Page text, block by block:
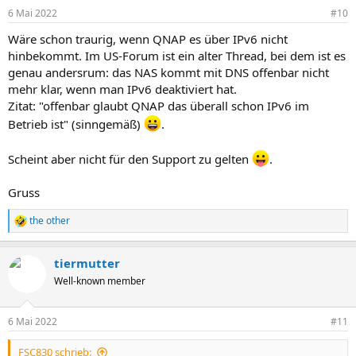
e
:
6 Mai 2022 #10
Wäre schon traurig, wenn QNAP es über IPv6 nicht
hinbekommt. Im US-Forum ist ein alter Thread, bei dem ist es
genau andersrum: das NAS kommt mit DNS offenbar nicht
mehr klar, wenn man IPv6 deaktiviert hat.
Zitat: "offenbar glaubt QNAP das überall schon IPv6 im
Betrieb ist" (sinngemäß)
.
Scheint aber nicht für den Support zu gelten .
Gruss
R
e
k
e
n
the other
tiermutter
Well-known member
6 Mai 2022 #11
FSC830 schrieb: